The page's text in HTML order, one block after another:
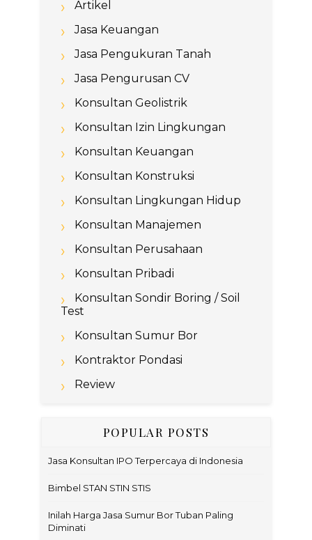
Artikel
Jasa Keuangan
Jasa Pengukuran Tanah
Jasa Pengurusan CV
Konsultan Geolistrik
Konsultan Izin Lingkungan
Konsultan Keuangan
Konsultan Konstruksi
Konsultan Lingkungan Hidup
Konsultan Manajemen
Konsultan Perusahaan
Konsultan Pribadi
Konsultan Sondir Boring / Soil
Test
Konsultan Sumur Bor
Kontraktor Pondasi
Review
POPULAR POSTS
Jasa Konsultan IPO Terpercaya di Indonesia
Bimbel STAN STIN STIS
Inilah Harga Jasa Sumur Bor Tuban Paling
Diminati